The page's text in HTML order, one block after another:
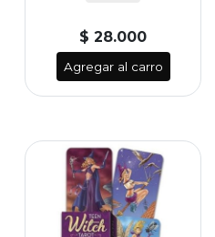
$ 28.000
Agregar al carro